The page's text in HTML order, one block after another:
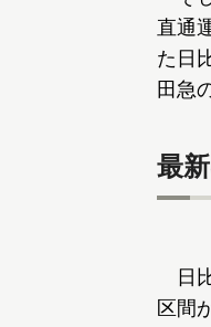
直通
た日
田急
最
日
区間